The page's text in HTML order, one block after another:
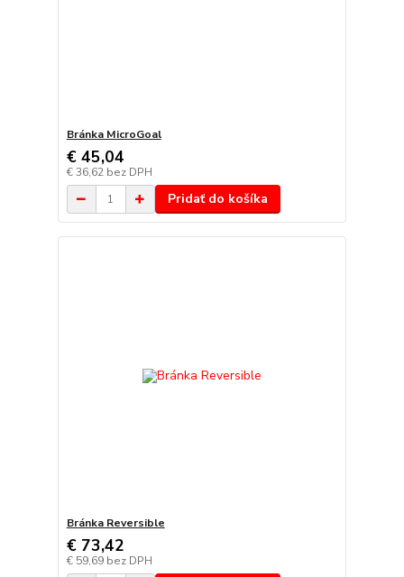
Bránka MicroGoal
€ 45,04
€ 36,62 bez DPH
Pridať do košíka
Bránka Reversible
€ 73,42
€ 59,69 bez DPH